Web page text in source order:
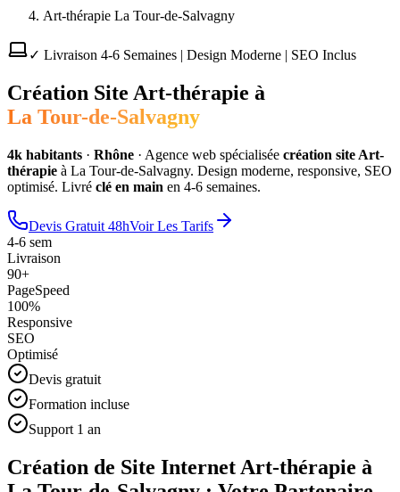
Art-thérapie La Tour-de-Salvagny
✓ Livraison 4-6 Semaines | Design Moderne | SEO Inclus
Création Site Art-thérapie à
La Tour-de-Salvagny
4k habitants · Rhône · Agence web spécialisée création site Art-
thérapie à La Tour-de-Salvagny. Design moderne, responsive, SEO
optimisé. Livré clé en main en 4-6 semaines.
Devis Gratuit 48hVoir Les Tarifs
4-6 sem
Livraison
90+
PageSpeed
100%
Responsive
SEO
Optimisé
Devis gratuit
Formation incluse
Support 1 an
Création de Site Internet Art-thérapie à